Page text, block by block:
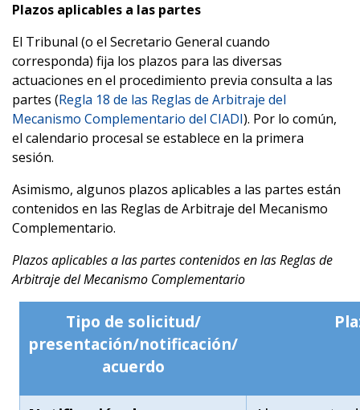
Plazos aplicables a las partes
El Tribunal (o el Secretario General cuando
corresponda) fija los plazos para las diversas
actuaciones en el procedimiento previa consulta a las
partes (Regla 18 de las Reglas de Arbitraje del
Mecanismo Complementario del CIADI). Por lo común,
el calendario procesal se establece en la primera
sesión.
Asimismo, algunos plazos aplicables a las partes están
contenidos en las Reglas de Arbitraje del Mecanismo
Complementario.
Plazos aplicables a las partes contenidos en las Reglas de
Arbitraje del Mecanismo Complementario
Tipo de solicitud/
presentación/notificación/
acuerdo